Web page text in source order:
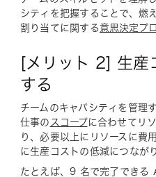
シティを把握することで、燃
割り当てに関する意思決定プ
[メリット 2] 生産
する
チームのキャパシティを管理
仕事の スコープに合わせてリ
り、必要以上にリソースに費
に生産コストの低減につなが
たとえば、9 名で完了でき